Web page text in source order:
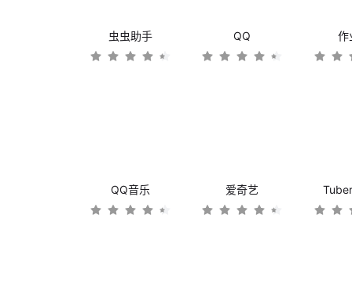
虫虫助手 QQ 作
QQ音乐 爱奇艺